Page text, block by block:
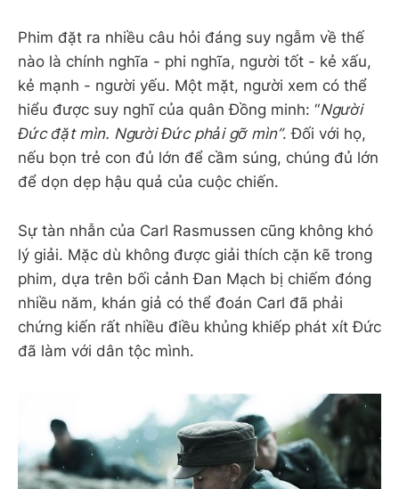
Phim đặt ra nhiều câu hỏi đáng suy ngẫm về thế
nào là chính nghĩa - phi nghĩa, người tốt - kẻ xấu,
kẻ mạnh - người yếu. Một mặt, người xem có thể
hiểu được suy nghĩ của quân Đồng minh: “Người
Đức đặt mìn. Người Đức phải gỡ mìn”. Đối với họ,
nếu bọn trẻ con đủ lớn để cầm súng, chúng đủ lớn
để dọn dẹp hậu quả của cuộc chiến.
Sự tàn nhẫn của Carl Rasmussen cũng không khó
lý giải. Mặc dù không được giải thích cặn kẽ trong
phim, dựa trên bối cảnh Đan Mạch bị chiếm đóng
nhiều năm, khán giả có thể đoán Carl đã phải
chứng kiến rất nhiều điều khủng khiếp phát xít Đức
đã làm với dân tộc mình.